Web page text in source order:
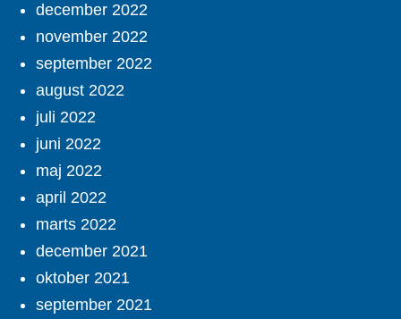
december 2022
november 2022
september 2022
august 2022
juli 2022
juni 2022
maj 2022
april 2022
marts 2022
december 2021
oktober 2021
september 2021